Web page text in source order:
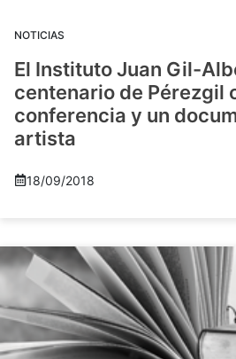
NOTICIAS
El Instituto Juan Gil-
centenario de Pérezgil
conferencia y un
artista
18/09/2018